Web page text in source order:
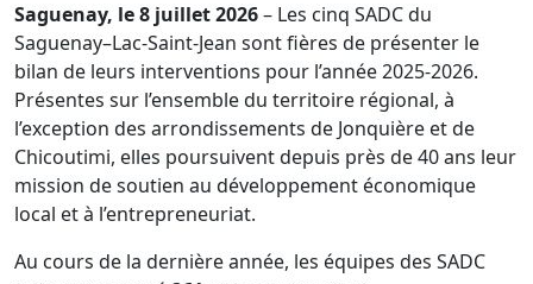
Saguenay, le 8 juillet 2026– Les cinq SADC du
Saguenay–Lac-Saint-Jean sont fières de présenter le
bilan de leurs interventions pour l’année 2025-2026.
Présentes sur l’ensemble du territoire régional, à
l’exception des arrondissements de Jonquière et de
Chicoutimi, elles poursuivent depuis près de 40 ans leur
mission de soutien au développement économique
local et à l’entrepreneuriat.
Au cours de la dernière année, les équipes des SADC